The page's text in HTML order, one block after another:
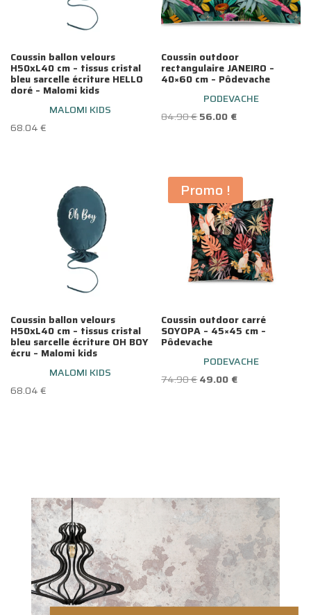
Coussin ballon velours
H50xL40 cm – tissus cristal
bleu sarcelle écriture HELLO
doré – Malomi kids
MALOMI KIDS
68.04€
Coussin outdoor
rectangulaire JANEIRO –
40×60 cm – Pôdevache
PODEVACHE
84.90€Le
84.90 €.
56.00 €Le
Coussin ballon velours
H50xL40 cm – tissus cristal
bleu sarcelle écriture OH BOY
écru – Malomi kids
MALOMI KIDS
68.04€
Promo !
Coussin outdoor carré
SOYOPA – 45×45 cm –
Pôdevache
PODEVACHE
74.90€Le
49.00 €Le